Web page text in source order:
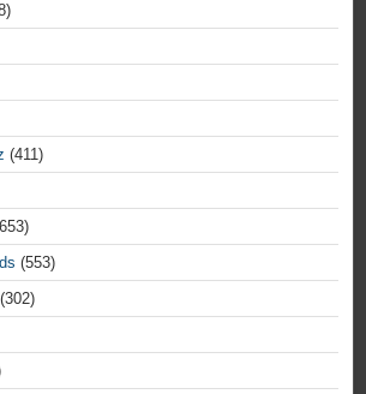
(411)
(553)
(302)